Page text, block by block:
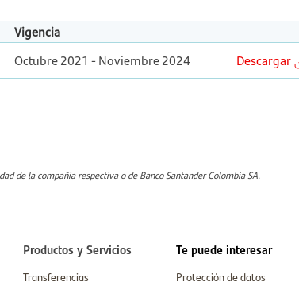
Vigencia
Octubre 2021 - Noviembre 2024 Descargar
de la compañía respectiva o de Banco Santander Colombia SA.
Productos y Servicios
Transferencias
Te puede interesar
Protección de datos